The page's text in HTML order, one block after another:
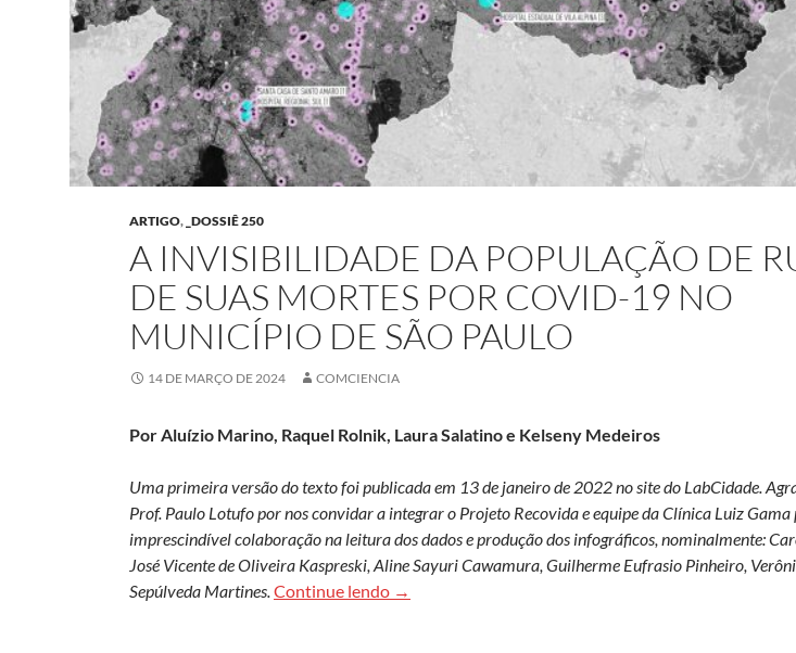
ARTIGO, _DOSSIÊ 250
A INVISIBILIDADE DA POPULAÇÃO DE
DE SUAS MORTES POR COVID-19 NO
MUNICÍPIO DE SÃO PAULO
14 DE MARÇO DE 2024 COMCIENCIA
Por Aluízio Marino, Raquel Rolnik, Laura Salatino e Kelseny Medeiros
Uma primeira versão do texto foi publicada em 13 de janeiro de 2022 no site do LabCidade.
Prof. Paulo Lotufo por nos convidar a integrar o Projeto Recovida e equipe da Clínica Luiz Gama
imprescindível colaboração na leitura dos dados e produção dos infográficos, nominalmente:
José Vicente de Oliveira Kaspreski, Aline Sayuri Cawamura, Guilherme Eufrasio Pinheiro,
Sepúlveda Martines. Continue lendo A invisibilidade da população de rua e de suas
→